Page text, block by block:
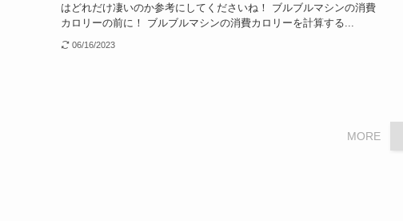
はどれだけ凄いのか参考にしてくださいね！ ブルブルマシンの消費
カロリーの前に！ ブルブルマシンの消費カロリーを計算する...
06/16/2023
MORE